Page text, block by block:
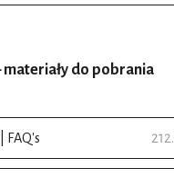
materiały do pobrania
FAQ's